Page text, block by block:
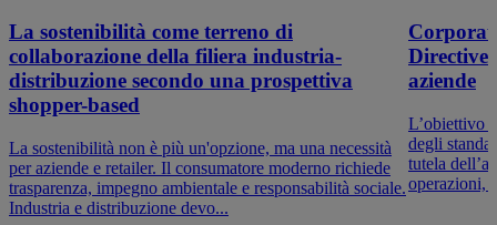
La sostenibilità come terreno di
collaborazione della filiera industria-
distribuzione secondo una prospettiva
shopper-based
La sostenibilità non è più un'opzione, ma una necessità
per aziende e retailer. Il consumatore moderno richiede
trasparenza, impegno ambientale e responsabilità sociale.
Industria e distribuzione devo...
Directive
aziende
L’obiettivo
degli
tutela
operazioni,